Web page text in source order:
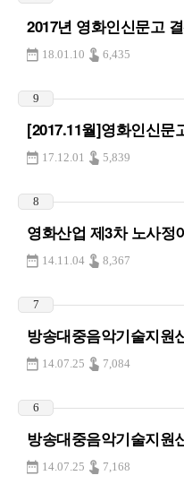
2017년 영화인신문고
18.01.10 6,435
9
[2017.11월]영화인신문
17.12.01 5,839
8
영화산업 제3차 노사정
14.11.04 8,367
7
방송대중음악기술지원
14.07.25 7,084
6
방송대중음악기술지원
14.07.25 7,168